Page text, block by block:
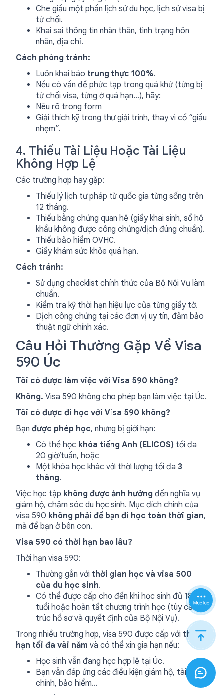
Che giấu một phần lịch sử du học, lịch sử visa bị
từ chối.
Khai sai thông tin nhân thân, tình trạng hôn
nhân, địa chỉ.
Cách phòng tránh:
Luôn khai báo trung thực 100%.
Nếu có vấn đề phức tạp trong quá khứ (từng bị
từ chối visa, từng ở quá hạn…), hãy:
Nêu rõ trong form
Giải thích kỹ trong thư giải trình, thay vì cố “giấu
nhẹm”.
4. Thiếu Tài Liệu Hoặc Tài Liệu
Không Hợp Lệ
Các trường hợp hay gặp:
Thiếu lý lịch tư pháp từ quốc gia từng sống trên
12 tháng.
Thiếu bằng chứng quan hệ (giấy khai sinh, sổ hộ
khẩu không được công chứng/dịch đúng chuẩn).
Thiếu bảo hiểm OVHC.
Giấy khám sức khỏe quá hạn.
Cách tránh:
Sử dụng checklist chính thức của Bộ Nội Vụ làm
chuẩn.
Kiểm tra kỹ thời hạn hiệu lực của từng giấy tờ.
Dịch công chứng tại các đơn vị uy tín, đảm bảo
thuật ngữ chính xác.
Câu Hỏi Thường Gặp Về Visa
590 Úc
Tôi có được làm việc với Visa 590 không?
Không. Visa 590 không cho phép bạn làm việc tại Úc.
Tôi có được đi học với Visa 590 không?
Bạn được phép học, nhưng bị giới hạn:
Có thể học khóa tiếng Anh (ELICOS) tối đa
20 giờ/tuần, hoặc
Một khóa học khác với thời lượng tối đa 3
tháng.
Việc học tập không được ảnh hưởng đến nghĩa vụ
giám hộ, chăm sóc du học sinh. Mục đích chính của
visa 590 không phải để bạn đi học toàn thời gian,
mà để bạn ở bên con.
Visa 590 có thời hạn bao lâu?
Thời hạn visa 590:
Thường gắn với thời gian học và visa 500
của du học sinh.
Có thể được cấp cho đến khi học sinh đủ 18
tuổi hoặc hoàn tất chương trình học (tùy cấu
trúc hồ sơ và quyết định của Bộ Nội Vụ).
Trong nhiều trường hợp, visa 590 được cấp với thời
hạn tối đa vài năm và có thể xin gia hạn nếu:
Học sinh vẫn đang học hợp lệ tại Úc.
Bạn vẫn đáp ứng các điều kiện giám hộ, tài
chính, bảo hiểm…